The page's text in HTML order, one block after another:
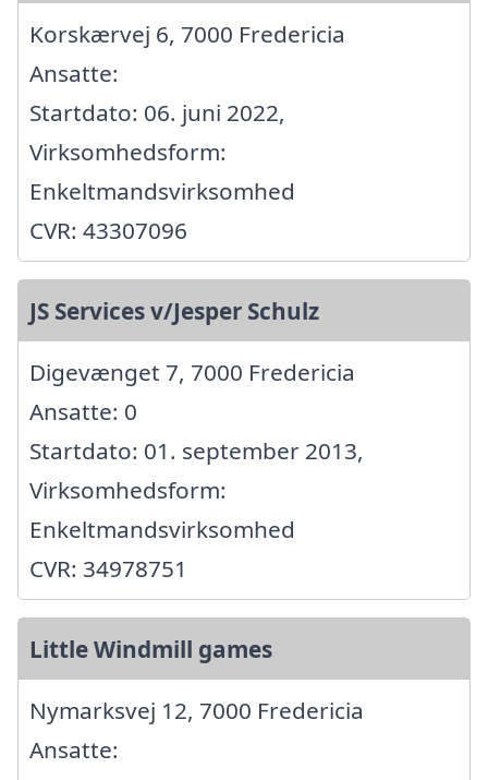
Korskærvej 6, 7000 Fredericia
Ansatte:
Startdato: 06. juni 2022,
Virksomhedsform:
Enkeltmandsvirksomhed
CVR: 43307096
JS Services v/Jesper Schulz
Digevænget 7, 7000 Fredericia
Ansatte: 0
Startdato: 01. september 2013,
Virksomhedsform:
Enkeltmandsvirksomhed
CVR: 34978751
Little Windmill games
Nymarksvej 12, 7000 Fredericia
Ansatte: